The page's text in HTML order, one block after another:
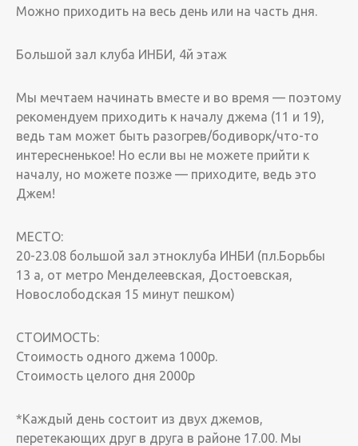
Можно приходить на весь день или на часть дня.
Большой зал клуба ИНБИ, 4й этаж
Мы мечтаем начинать вместе и во время — поэтому
рекомендуем приходить к началу джема (11 и 19),
ведь там может быть разогрев/бодиворк/что-то
интересненькое! Но если вы не можете прийти к
началу, но можете позже — приходите, ведь это
Джем!
МЕСТО:
20-23.08 большой зал этноклуба ИНБИ (пл.Борьбы
13 а, от метро Менделеевская, Достоевская,
Новослободская 15 минут пешком)
СТОИМОСТЬ:
Стоимость одного джема 1000р.
Стоимость целого дня 2000р
*Каждый день состоит из двух джемов,
перетекающих друг в друга в районе 17.00. Мы